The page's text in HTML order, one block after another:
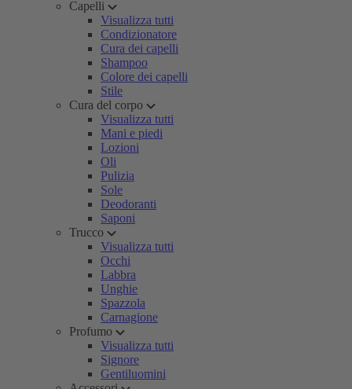
Capelli
Visualizza tutti
Condizionatore
Cura dei capelli
Shampoo
Colore dei capelli
Stile
Cura del corpo
Visualizza tutti
Mani e piedi
Lozioni
Oli
Pulizia
Sole
Deodoranti
Saponi
Trucco
Visualizza tutti
Occhi
Labbra
Unghie
Spazzola
Carnagione
Profumo
Visualizza tutti
Signore
Gentiluomini